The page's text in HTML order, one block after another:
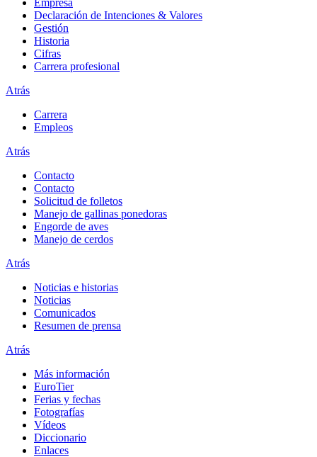
Empresa
Declaración de Intenciones & Valores
Gestión
Historia
Cifras
Carrera profesional
Atrás
Carrera
Empleos
Atrás
Contacto
Contacto
Solicitud de folletos
Manejo de gallinas ponedoras
Engorde de aves
Manejo de cerdos
Atrás
Noticias e historias
Noticias
Comunicados
Resumen de prensa
Atrás
Más información
EuroTier
Ferias y fechas
Fotografías
Vídeos
Diccionario
Enlaces